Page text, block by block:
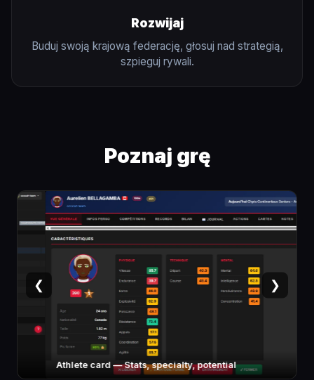
Rozwijaj
Buduj swoją krajową federację, głosuj nad strategią,
szpieguj rywali.
Poznaj grę
❮
Athlete card — Stats, specialty, potential
❯